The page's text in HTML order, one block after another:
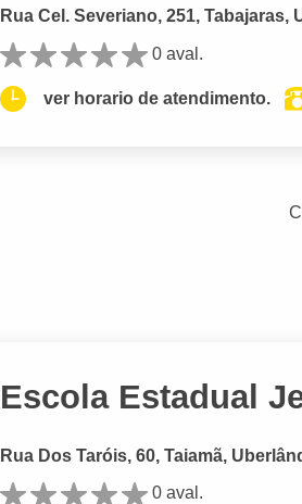
Rua Cel. Severiano, 251, Tabajaras,
0 aval.
ver horario de atendimento.
Escola Estadual
Rua Dos Taróis, 60, Taiamã,
0 aval.